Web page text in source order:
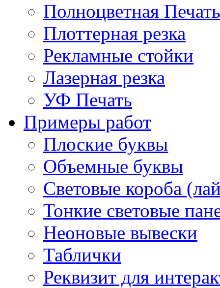
Полноцветная Печать
Плоттерная резка
Рекламные стойки
Лазерная резка
УФ Печать
Примеры работ
Плоские буквы
Объемные буквы
Световые короба
Тонкие световые
Неоновые вывески
Таблички
Реквизит для